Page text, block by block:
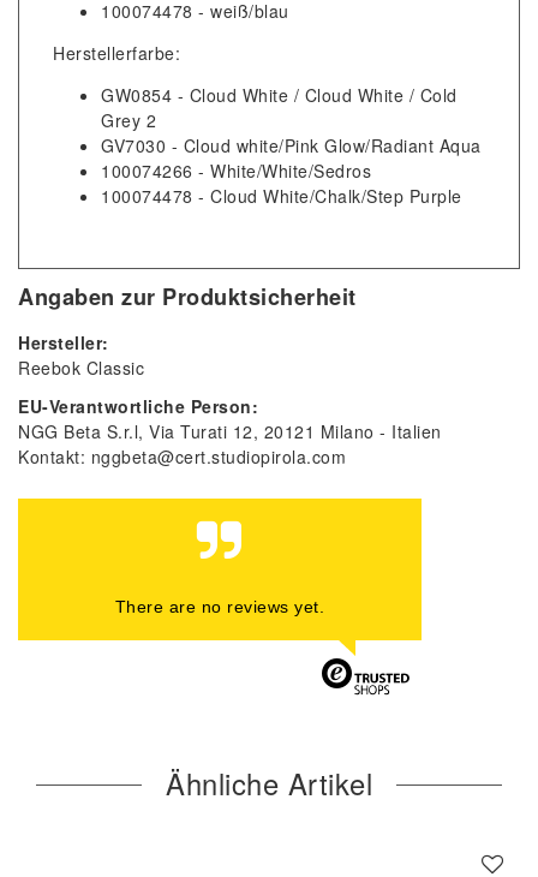
100074478 - weiß/blau
Herstellerfarbe:
GW0854 - Cloud White / Cloud White / Cold
Grey 2
GV7030 - Cloud white/Pink Glow/Radiant Aqua
100074266 - White/White/Sedros
100074478 - Cloud White/Chalk/Step Purple
Angaben zur Produktsicherheit
Hersteller:
Reebok Classic
EU-Verantwortliche Person:
NGG Beta S.r.l Via Turati 12 20121 Milano
Italien
Kontakt: nggbeta@cert.studiopirola.com
There are no reviews yet.
Ähnliche Artikel